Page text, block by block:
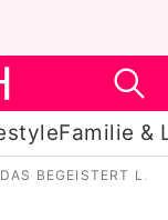
Familie &
DAS BEGEISTERT